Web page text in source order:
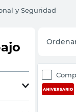
y Seguridad